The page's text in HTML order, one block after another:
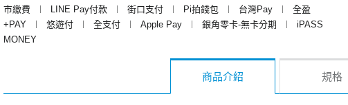
市繳費
︱ LINE Pay付款 ︱ 街口支付 ︱ Pi拍錢包 ︱ 台灣Pay ︱
全盈
+PAY
︱ 悠遊付 ︱ 全支付 ︱ Apple Pay ︱ 銀角零卡-無卡分期 ︱
iPASS
MONEY
商品介紹 規格